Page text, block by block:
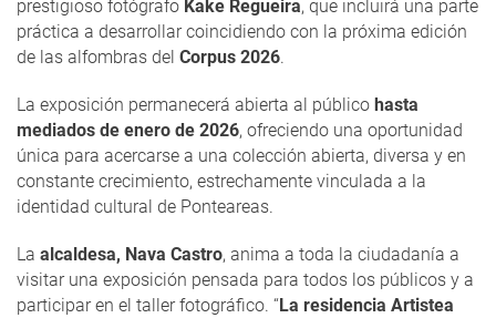
prestigioso fotógrafo Kake Regueira, que incluirá una parte
práctica a desarrollar coincidiendo con la próxima edición
de las alfombras del Corpus 2026.
La exposición permanecerá abierta al público hasta
mediados de enero de 2026, ofreciendo una oportunidad
única para acercarse a una colección abierta, diversa y en
constante crecimiento, estrechamente vinculada a la
identidad cultural de Ponteareas.
La alcaldesa, Nava Castro, anima a toda la ciudadanía a
visitar una exposición pensada para todos los públicos y a
participar en el taller fotográfico. “La residencia Artistea